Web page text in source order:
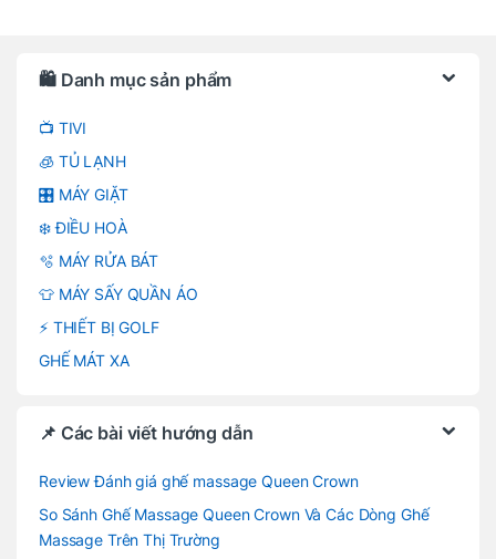
🛍️ Danh mục sản phẩm
📺 TIVI
🧊 TỦ LẠNH
🎛️ MÁY GIẶT
❄️ ĐIỀU HOÀ
🫧 MÁY RỬA BÁT
👕 MÁY SẤY QUẦN ÁO
⚡ THIẾT BỊ GOLF
GHẾ MÁT XA
📌 Các bài viết hướng dẫn
Review Đánh giá ghế massage Queen Crown
So Sánh Ghế Massage Queen Crown Và Các Dòng Ghế
Massage Trên Thị Trường